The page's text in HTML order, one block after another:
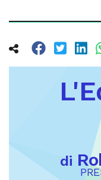
di